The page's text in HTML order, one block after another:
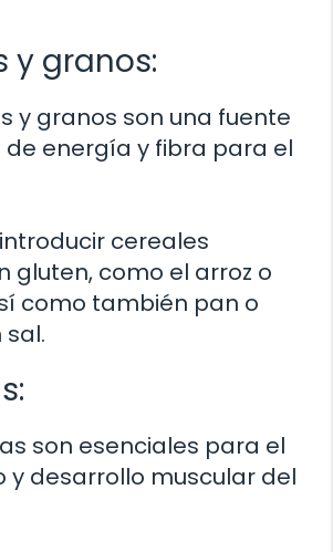
y granos:
y granos son una fuente
energía y fibra para el
cereales
gluten, como el arroz o
como también pan o
son esenciales para el
y desarrollo muscular del